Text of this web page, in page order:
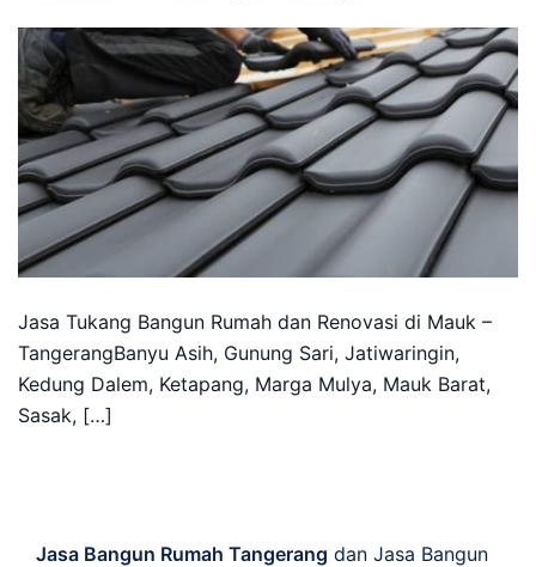
Jasa Tukang Bangun Rumah dan Renovasi di Mauk –
TangerangBanyu Asih, Gunung Sari, Jatiwaringin,
Kedung Dalem, Ketapang, Marga Mulya, Mauk Barat,
Sasak, […]
Jasa Bangun Rumah Tangerang dan Jasa Bangun